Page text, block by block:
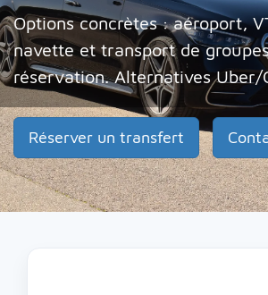
Options concrètes : aéroport,
navette et transport de
réservation. Alternatives Uber/
Réserver un transfert